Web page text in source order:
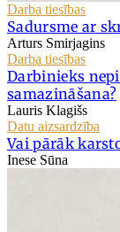
Darba tiesības
Sadursme ar
Arturs Smirjagins
Darba tiesības
Darbinieks
samazināšana?
Lauris Klagišs
Datu aizsardzība
Vai pārāk
Inese Sūna